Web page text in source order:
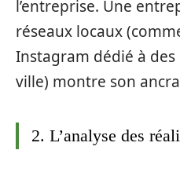
l’entreprise. Une
réseaux locaux
Instagram dédié à
ville) montre son
2. L’analyse des